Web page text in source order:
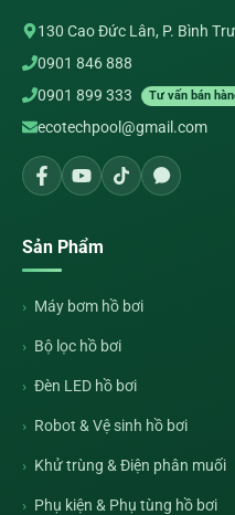
130 Cao Đức Lân, P. Bình
0901 846 888
0901 899 333
Tư vấn bán
ecotechpool@gmail.com
Sản Phẩm
Máy bơm hồ bơi
Bộ lọc hồ bơi
Đèn LED hồ bơi
Robot & Vệ sinh hồ bơi
Khử trùng & Điện phân muối
Phụ kiện & Phụ tùng hồ bơi